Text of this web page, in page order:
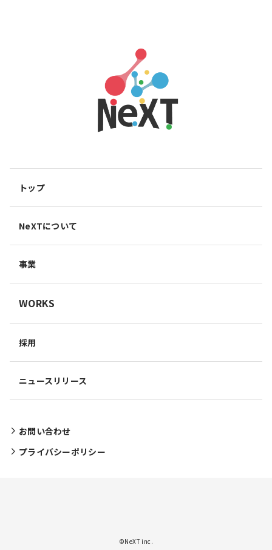
トップ
NeXTについて
事業
WORKS
採用
ニュースリリース
お問い合わせ
プライバシーポリシー
©NeXT inc.